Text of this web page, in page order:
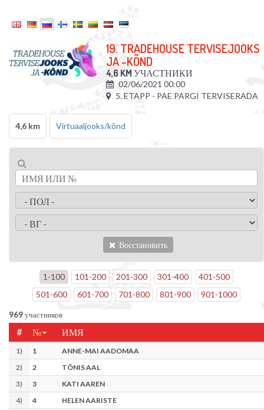
19. TRADEHOUSE TERVISEJOOKS
JA -KÕND
4,6 KM УЧАСТНИКИ
02/06/2021 00:00
5. ETAPP - PAE PARGI TERVISERADA
4,6 km Virtuaaljooks/kõnd
Восстановить
1-100 101-200 201-300 301-400 401-500
501-600 601-700 701-800 801-900 901-1000
969участников
# № ИМЯ
1) 1
ANNE-MAI AADOMAA
2) 2
TÕNIS AAL
3) 3
KATI AAREN
4) 4
HELEN AARISTE